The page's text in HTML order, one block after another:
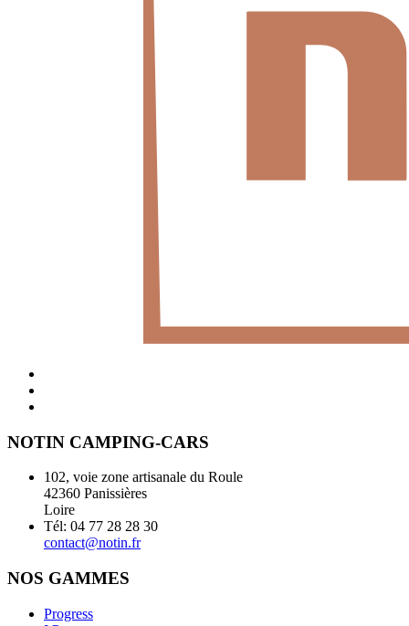
NOTIN CAMPING-CARS
102, voie zone artisanale du Roule
42360 Panissières
Loire
Tél: 04 77 28 28 30
contact@notin.fr
NOS GAMMES
Progress